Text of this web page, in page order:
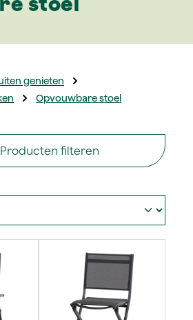
genieten
Opvouwbare stoel
Producten filteren